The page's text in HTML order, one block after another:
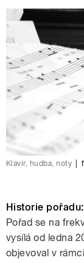
Klavír, hudba, noty
Historie pořadu:
Pořad se na
vysílá od ledna
objevoval v